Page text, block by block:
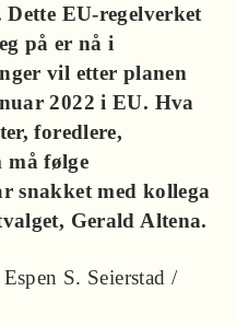
EU-regelverket
på er nå i
vil etter planen
2022 i EU. Hva
foredlere,
må følge
snakket med kollega
Gerald Altena.
S. Seierstad /